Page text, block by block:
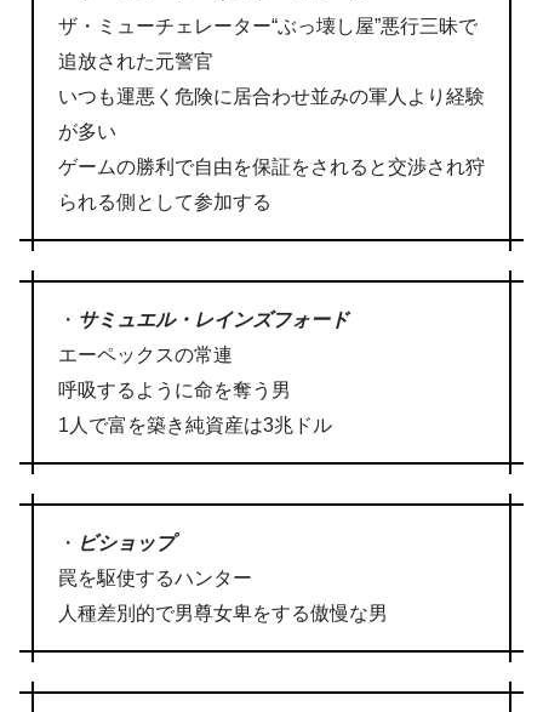
ザ・ミューチェレーター“ぶっ壊し屋”悪行三昧で
追放された元警官
いつも運悪く危険に居合わせ並みの軍人より経験
が多い
ゲームの勝利で自由を保証をされると交渉され狩
られる側として参加する
・ サミュエル・レインズフォード
エーペックスの常連
呼吸するように命を奪う男
1人で富を築き純資産は3兆ドル
・ ビショップ
罠を駆使するハンター
人種差別的で男尊女卑をする傲慢な男